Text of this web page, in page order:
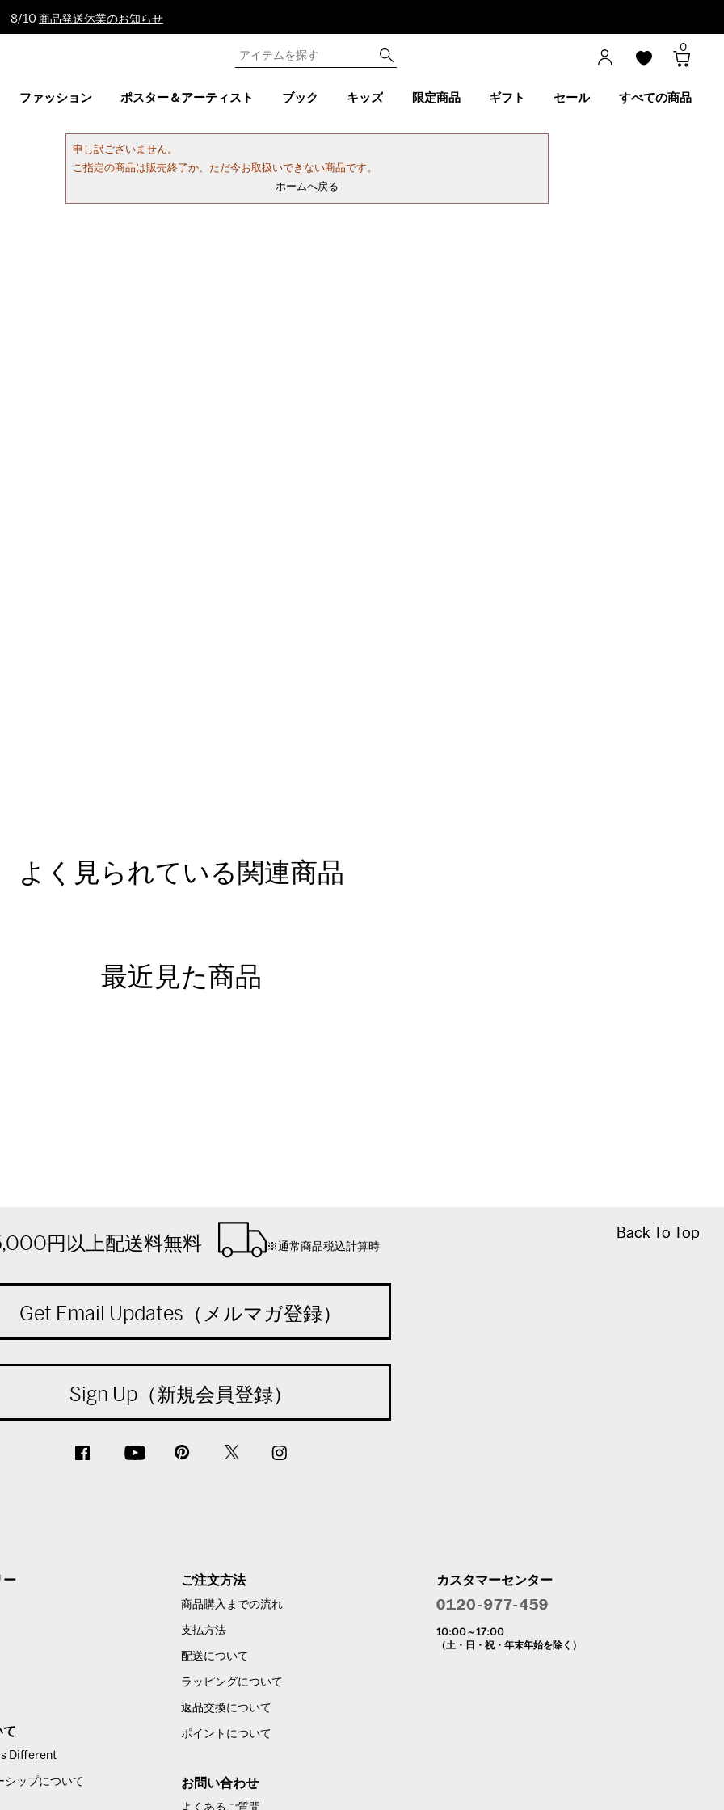
8/10 商品発送休業のお知らせ
0
ファッション ポスター＆アーティスト ブック キッズ 限定商品 ギフト セール すべての商品
申し訳ございません。
ご指定の商品は販売終了か、ただ今お取扱いできない商品です。
ホームへ戻る
よく見られている関連商品
最近見た商品
Back To Top
Back To Top
円以上配送料無料 ※通常商品税込計算時
Get Email Updates（メルマガ登録）
Sign Up（新規会員登録）
ー
て
Different
シップについて
ご注文方法
商品購入までの流れ
支払方法
配送について
ラッピングについて
返品交換について
ポイントについて
お問い合わせ
よくあるご質問
カスタマーセンター
10:00～17:00
（土・日・祝・年末年始を除く）